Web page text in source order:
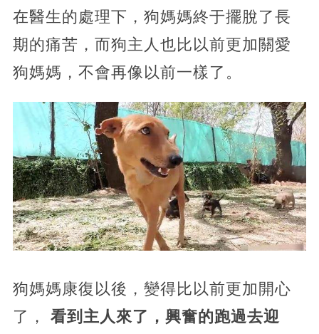
​在醫生的處理下，狗媽媽終于擺脫了長
期的痛苦，而狗主人也比以前更加關愛
狗媽媽，不會再像以前一樣了。
狗媽媽康復以後，變得比以前更加開心
了， 看到主人來了，興奮的跑過去迎